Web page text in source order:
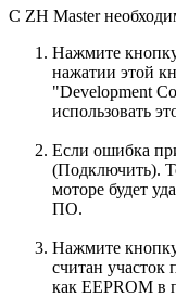
С ZH Master
Нажмите
нажатии этой
"Development
использовать
Если ошибка
(Подключить).
моторе будет
ПО.
Нажмите
считан участок
как EEPROM в